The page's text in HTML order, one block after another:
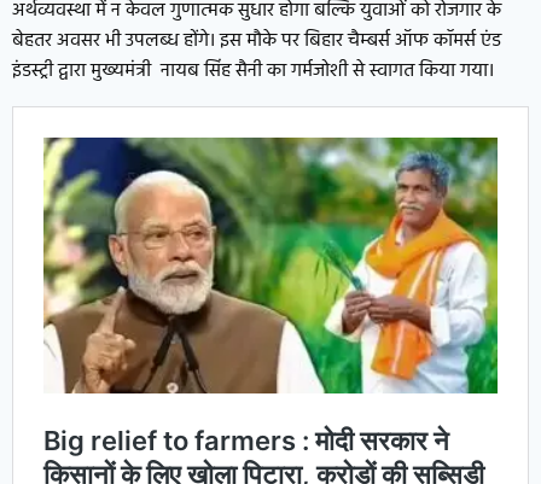
अर्थव्यवस्था में न केवल गुणात्मक सुधार होगा बल्कि युवाओं को रोजगार के
बेहतर अवसर भी उपलब्ध होंगे। इस मौके पर बिहार चैम्बर्स ऑफ कॉमर्स एंड
इंडस्ट्री द्वारा मुख्यमंत्री नायब सिंह सैनी का गर्मजोशी से स्वागत किया गया।